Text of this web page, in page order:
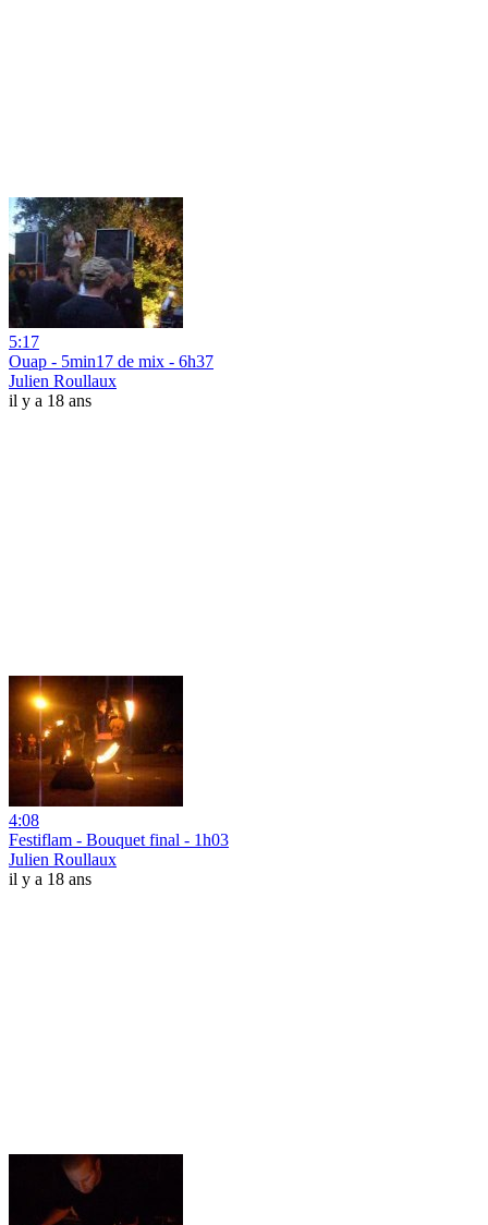
5:17
Ouap - 5min17 de mix - 6h37
Julien Roullaux
il y a 18 ans
4:08
Festiflam - Bouquet final - 1h03
Julien Roullaux
il y a 18 ans